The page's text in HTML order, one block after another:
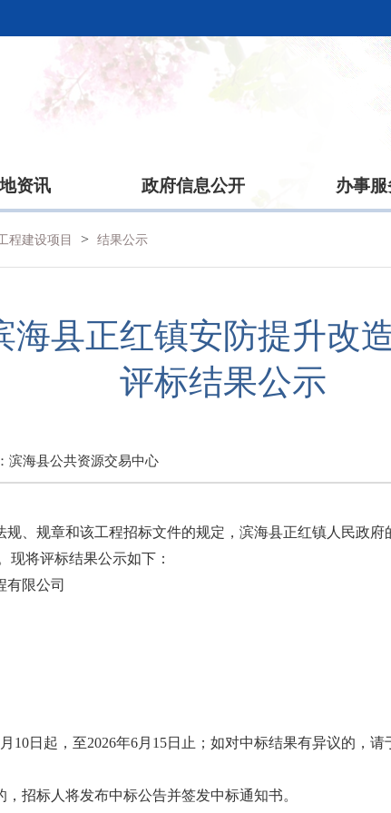
资讯 政府信息公开 办事服
程建设项目 > 结果公示
海县正红镇安防提升改
评标结果公示
滨海县公共资源交易中心
、规章和该工程招标文件的规定，滨海县正红镇人民政
现将评标结果公示如下：
有限公司
10日起，至2026年6月15日止；如对中标结果有异议的，
招标人将发布中标公告并签发中标通知书。